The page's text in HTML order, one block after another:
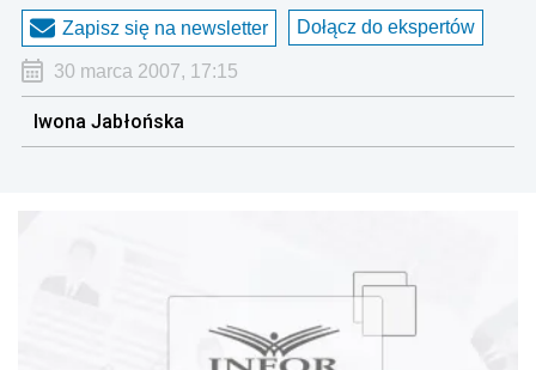
Zapisz się na newsletter Dołącz do ekspertów
30 marca 2007, 17:15
Iwona Jabłońska